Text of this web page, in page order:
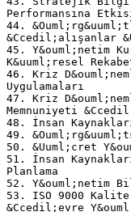
Performansına
44.
&Ccedil;alışanlar
45. Y&ouml;netim
K&uuml;resel
46. Kriz
Uygulamaları
47. Kriz
Memnuniyeti
48. İnsan
49.
50. &Uuml;cret
51. İnsan
Planlama
52. Y&ouml;netim
53. ISO 9000 Kalite
&Ccedil;evre